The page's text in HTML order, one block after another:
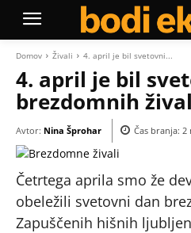
Domov Živali 4. april je bil svetovni...
4. april je bil
brezdomnih
Avtor: Nina Šprohar Čas branja: 2
Četrtega aprila smo že
obeležili svetovni dan
Zapuščenih hišnih